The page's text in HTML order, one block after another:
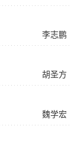
李志鹏
胡圣方
魏学宏